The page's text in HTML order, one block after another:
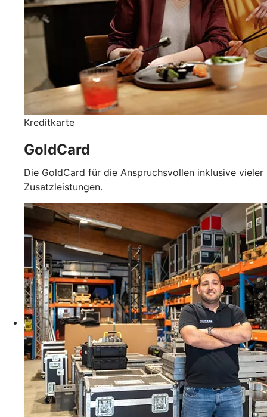
Kreditkarte
GoldCard
Die GoldCard für die Anspruchsvollen inklusive vieler
Zusatzleistungen.